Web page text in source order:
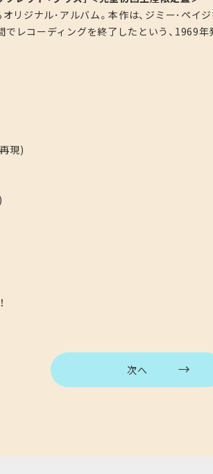
リジナル･アルバム。本作は、ジミー･ペイ
レコーディングを終了したという、1969年
現)
次へ